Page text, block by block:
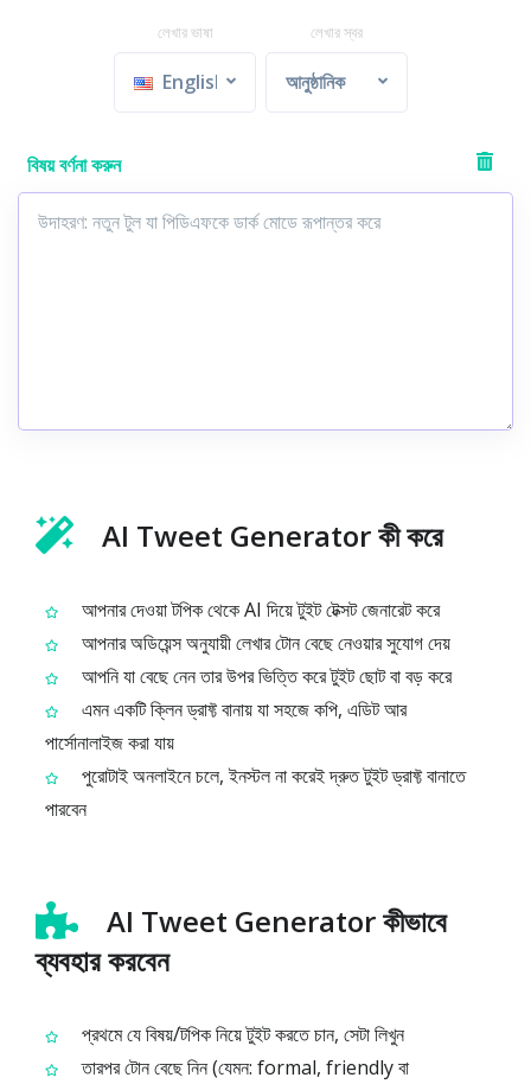
লেখার ভাষা
English
লেখার স্বর
আনুষ্ঠানিক
বিষয় বর্ণনা করুন
AI Tweet Generator কী করে
আপনার দেওয়া টপিক থেকে AI দিয়ে টুইট টেক্সট জেনারেট করে
আপনার অডিয়েন্স অনুযায়ী লেখার টোন বেছে নেওয়ার সুযোগ দেয়
আপনি যা বেছে নেন তার উপর ভিত্তি করে টুইট ছোট বা বড় করে
এমন একটি ক্লিন ড্রাফ্ট বানায় যা সহজে কপি, এডিট আর
পার্সোনালাইজ করা যায়
পুরোটাই অনলাইনে চলে, ইনস্টল না করেই দ্রুত টুইট ড্রাফ্ট বানাতে
পারবেন
AI Tweet Generator কীভাবে
ব্যবহার করবেন
প্রথমে যে বিষয়/টপিক নিয়ে টুইট করতে চান, সেটা লিখুন
তারপর টোন বেছে নিন (যেমন: formal, friendly বা